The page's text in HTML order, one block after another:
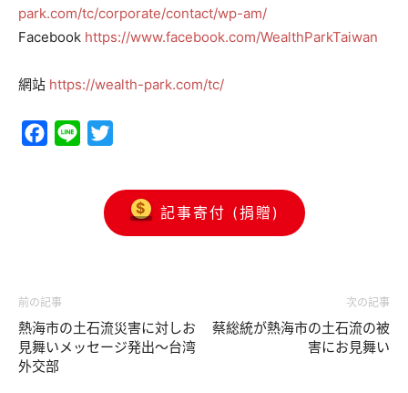
park.com/tc/corporate/contact/wp-am/
Facebook https://www.facebook.com/WealthParkTaiwan
網站 https://wealth-park.com/tc/
Facebook
Line
記事寄付 (捐贈)
前の記事
熱海市の土石流災害に対しお
見舞いメッセージ発出～台湾
外交部
次の記事
蔡総統が熱海市の土石流の被
害にお見舞い